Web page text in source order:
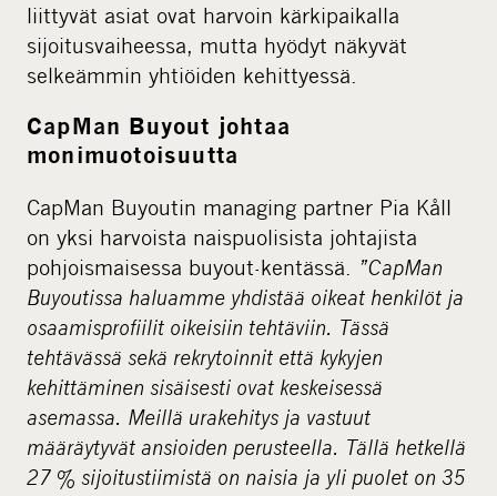
liittyvät asiat ovat harvoin kärkipaikalla
sijoitusvaiheessa, mutta hyödyt näkyvät
selkeämmin yhtiöiden kehittyessä.
CapMan Buyout johtaa
monimuotoisuutta
CapMan Buyoutin managing partner Pia Kåll
on yksi harvoista naispuolisista johtajista
pohjoismaisessa buyout-kentässä. ”CapMan
Buyoutissa haluamme yhdistää oikeat henkilöt ja
osaamisprofiilit oikeisiin tehtäviin. Tässä
tehtävässä sekä rekrytoinnit että kykyjen
kehittäminen sisäisesti ovat keskeisessä
asemassa. Meillä urakehitys ja vastuut
määräytyvät ansioiden perusteella. Tällä hetkellä
27 % sijoitustiimistä on naisia ja yli puolet on 35